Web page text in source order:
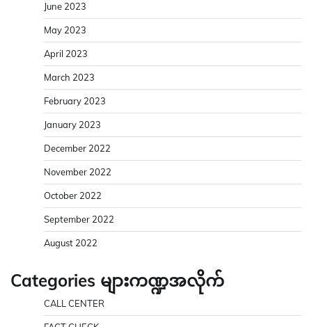
June 2023
May 2023
April 2023
March 2023
February 2023
January 2023
December 2022
November 2022
October 2022
September 2022
August 2022
Categories များကဏ္ဍအလိုက်
CALL CENTER